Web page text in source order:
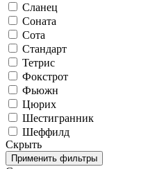
Сланец
Соната
Сота
Стандарт
Тетрис
Фокстрот
Фьюжн
Цюрих
Шестигранник
Шеффилд
Скрыть